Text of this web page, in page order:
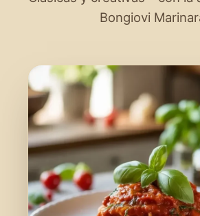
Bongiovi